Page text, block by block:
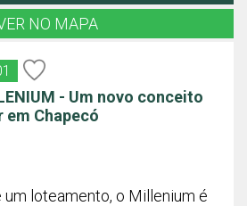
NO MAPA
- Um novo conceito
em Chapecó
loteamento, o Millenium é